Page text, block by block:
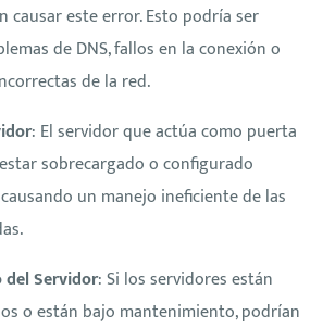
causar este error. Esto podría ser
de DNS, fallos en la conexión o
de la red.
: El servidor que actúa como puerta
sobrecargado o configurado
un manejo ineficiente de las
Servidor: Si los servidores están
o están bajo mantenimiento, podrían